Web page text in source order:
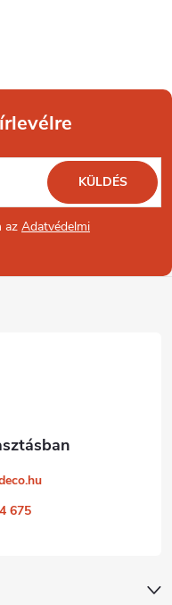
az Adatvédelmi
KÜLDÉS
675